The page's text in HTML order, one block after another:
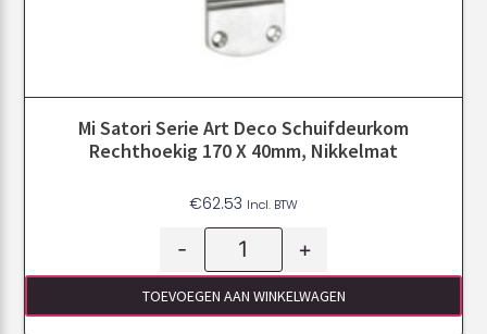
Mi Satori Serie Art Deco Schuifdeurkom
Rechthoekig 170 X 40mm, Nikkelmat
€62.53 Incl. BTW
- +
TOEVOEGEN AAN WINKELWAGEN